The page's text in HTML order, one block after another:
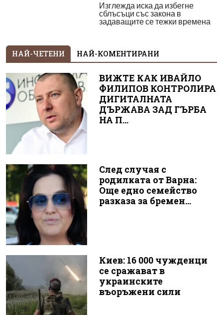
Изглежда иска да избегне
сблъсъци със закона в
задаващите се тежки времена
НАЙ-ЧЕТЕНИ НАЙ-КОМЕНТИРАНИ
ВИЖТЕ КАК ИВАЙЛО
ФИЛИПОВ КОНТРОЛИРА
ДИГИТАЛНАТА
ДЪРЖАВА ЗАД ГЪРБА
НА П...
След случая с
родилката от Варна:
Още едно семейство
разказа за бремен...
Киев: 16 000 чужденци
се сражават в
украинските
въоръжени сили